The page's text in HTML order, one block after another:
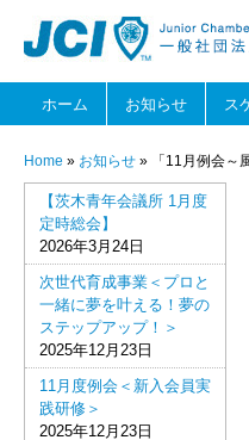
ホーム お知らせ ス
Home » お知らせ » 「11月例会～
【茨木青年会議所 1月度
定時総会】
2026年3月24日
次世代育成事業＜プロと
一緒に夢を叶える！夢の
ステップアップ！＞
2025年12月23日
11月度例会＜新入会員実
践研修＞
2025年12月23日